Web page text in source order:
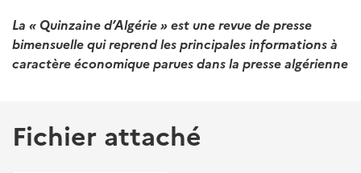
La « Quinzaine d’Algérie » est une revue de presse
bimensuelle qui reprend les principales informations à
caractère économique parues dans la presse algérienne
Fichier attaché